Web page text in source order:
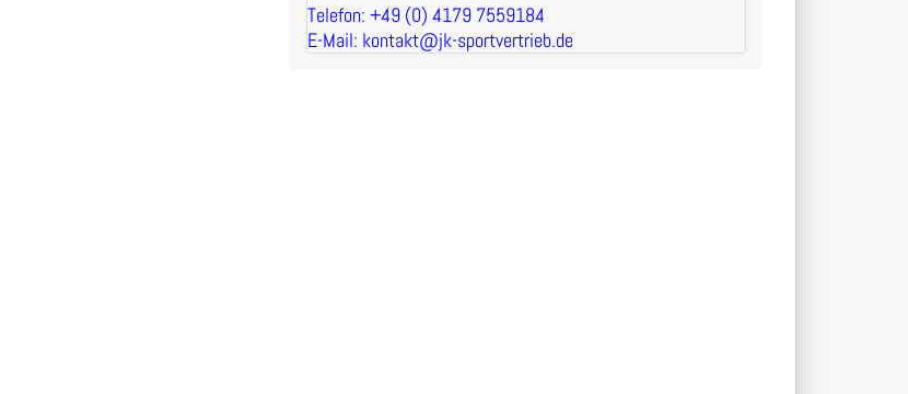
Telefon: +49 (0) 4179 7559184
E-Mail: kontakt@jk-sportvertrieb.de